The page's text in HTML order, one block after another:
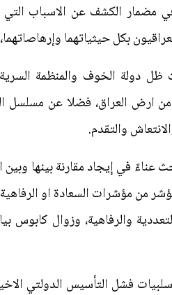
مضمار الكشف عن الاسباب
بكل حيثياتهما
دولة الخوف والمنظمة
ارض العراق، فضلا عن مسلسل
والتقدم.
عناءً في إيجاد مقارنة بينها
من مؤشرات السعادة او